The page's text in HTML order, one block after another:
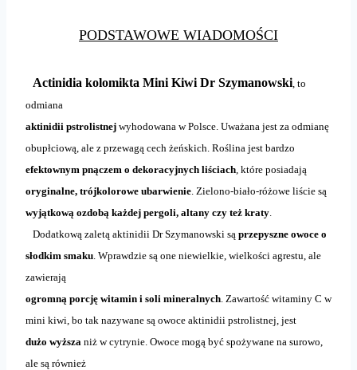
PODSTAWOWE WIADOMOŚCI
Actinidia kolomikta Mini Kiwi Dr Szymanowski, to
odmiana
aktinidii pstrolistnej wyhodowana w Polsce. Uważana jest za odmianę
obupłciową, ale z przewagą cech żeńskich. Roślina jest bardzo
efektownym pnączem o dekoracyjnych liściach, które posiadają
oryginalne, trójkolorowe ubarwienie. Zielono-biało-różowe liście są
wyjątkową ozdobą każdej pergoli, altany czy też kraty.
Dodatkową zaletą aktinidii Dr Szymanowski są przepyszne owoce o
słodkim smaku. Wprawdzie są one niewielkie, wielkości agrestu, ale
zawierają
ogromną porcję witamin i soli mineralnych. Zawartość witaminy C w
mini kiwi, bo tak nazywane są owoce aktinidii pstrolistnej, jest
dużo wyższa niż w cytrynie. Owoce mogą być spożywane na surowo,
ale są również